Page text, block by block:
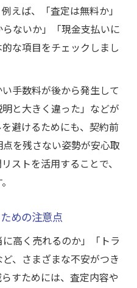
えば、「査定は無料か」
らないか」「現金支払いに
な項目をチェックしまし
手数料が後から発生して
と大きく違った」などが
避けるためにも、契約前
を残さない姿勢が安心取
ストを活用することで、
めの注意点
高く売れるのか」「トラ
、さまざまな不安がつき
すためには、査定内容や